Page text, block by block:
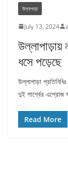
উল্লাপাড়া
July 13, 2024
উল্লাপাড়ায়
ধসে পড়েছে
উল্লাপাড়া
দুই পার্শ্বের এপ্রোজ
Read More